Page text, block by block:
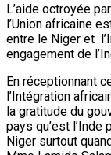
L’aide octroyée
l’Union africaine
entre le Niger et
engagement de
En réceptionnant
l’Intégration
la gratitude du
pays qu’est l’Inde
Niger surtout